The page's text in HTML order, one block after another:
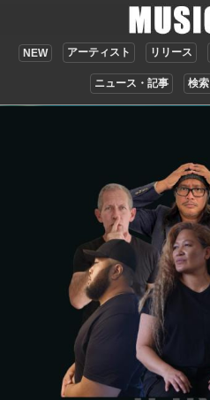
NEW アーティスト リリース
ニュース・記事 検索